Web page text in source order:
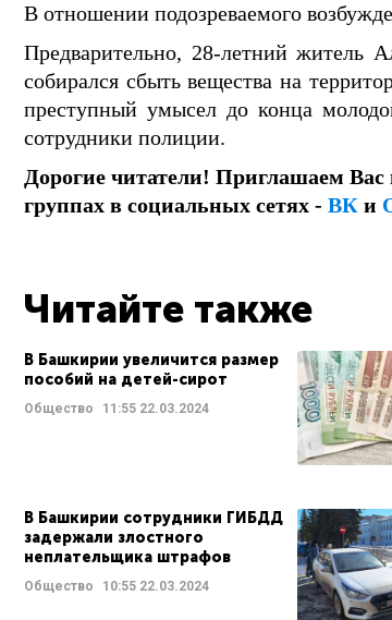
В отношении подозреваемого
Предварительно, 28-летний житель
собирался сбыть вещества на
преступный умысел до конца
сотрудники полиции.
Дорогие читатели! Приглашаем
группах в социальных сетях - ВК и
Читайте также
В Башкирии увеличится размер
пособий на детей-сирот
Общество 11:55 22.03.2024
В Башкирии сотрудники ГИБДД
задержали злостного
неплательщика штрафов
Общество 10:55 22.03.2024